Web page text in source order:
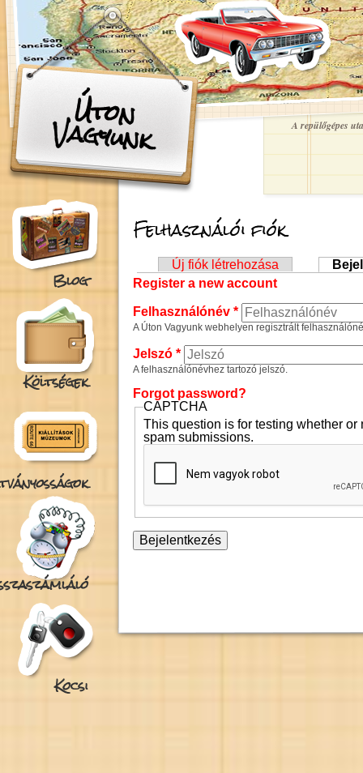
Ugrás a tartalomra
Úton
Vagyunk A repülőgépes
Blog
Költségek
Kocsi
Felhasználói fiók
Elsődleges fülek
Új fiók létrehozása
Register a new account
Felhasználónév *
A Úton Vagyunk webhelyen regisztrált
Jelszó *
A felhasználónévhez tartozó jelszó.
Forgot password?
CAPTCHA
This question is for testing whether
spam submissions.